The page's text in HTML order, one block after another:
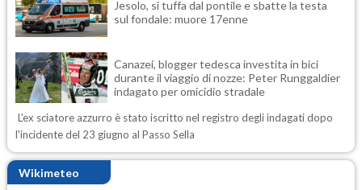
Jesolo, si tuffa dal pontile e sbatte la testa
sul fondale: muore 17enne
Canazei, blogger tedesca investita in bici
durante il viaggio di nozze: Peter Runggaldier
indagato per omicidio stradale
L'ex sciatore azzurro è stato iscritto nel registro degli indagati dopo
l'incidente del 23 giugno al Passo Sella
Wikimeteo